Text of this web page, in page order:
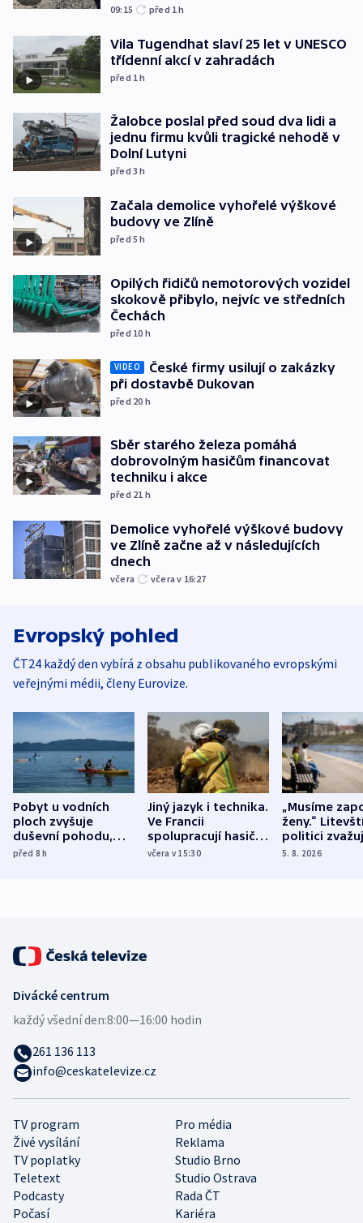
09:15 před 1h
Vila Tugendhat slaví 25 let v UNESCO
třídenní akcí v zahradách
před 1h
Žalobce poslal před soud dva lidi a
jednu firmu kvůli tragické nehodě v
Dolní Lutyni
před 3h
Začala demolice vyhořelé výškové
budovy ve Zlíně
před 5h
Opilých řidičů nemotorových vozidel
skokově přibylo, nejvíc ve středních
Čechách
před 10 h
VIDEO
České firmy usilují o zakázky
při dostavbě Dukovan
před 20 h
Sběr starého železa pomáhá
dobrovolným hasičům financovat
techniku i akce
před 21 h
Demolice vyhořelé výškové budovy
ve Zlíně začne až v následujících
dnech
včera včera v 16:27
Evropský pohled
ČT24 každý den vybírá z obsahu publikovaného evropskými
veřejnými médii, členy Eurovize.
Pobyt u vodních
ploch zvyšuje
duševní pohodu,
ukázala
před 8h
Jiný jazyk i technika.
Ve Francii
spolupracují hasiči z
různých zemí
včera v 15:30
„Musíme
ženy.“
politici
dohodu o
5. 8. 2026
TV program
Pro média
Živé vysílání
Reklama
TV poplatky
Studio Brno
Teletext
Studio Ostrava
Podcasty
Rada ČT
Počasí
Kariéra
Divácké centrum
každý všední den:8:00—16:00 hodin
261 136 113
info@ceskatelevize.cz